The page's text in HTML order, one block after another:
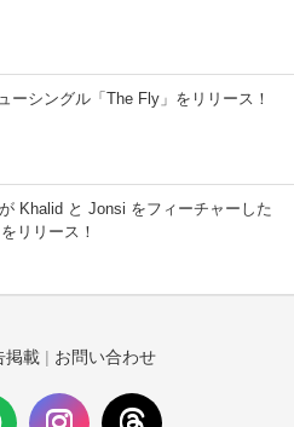
ーシングル「The Fly」をリリース！
Khalid と Jonsi をフィーチャーした
リリース！
掲載 | お問い合わせ